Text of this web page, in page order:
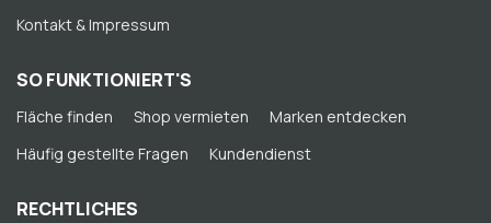
Kontakt & Impressum
SO FUNKTIONIERT'S
Fläche finden Shop vermieten
Marken entdecken
Häufig gestellte Fragen
Kundendienst
RECHTLICHES